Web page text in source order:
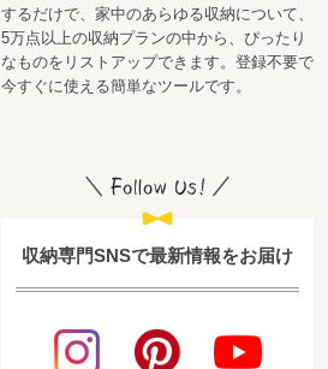
するだけで、家中のあらゆる収納について、
5万点以上の収納プランの中から、ぴったり
なものをリストアップできます。登録不要で
今すぐに使える簡単なツールです。
収納専門SNSで最新情報をお届け